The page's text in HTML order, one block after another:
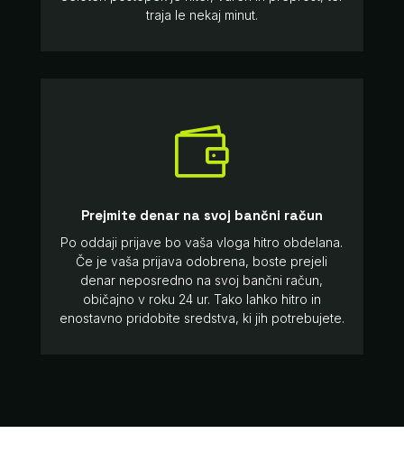
traja le nekaj minut.

Prejmite denar na svoj bančni račun
Po oddaji prijave bo vaša vloga hitro obdelana.
Če je vaša prijava odobrena, boste prejeli
denar neposredno na svoj bančni račun,
običajno v roku 24 ur. Tako lahko hitro in
enostavno pridobite sredstva, ki jih potrebujete.